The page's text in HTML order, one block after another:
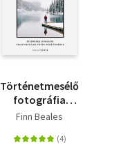
Történetmesélő
fotográfia
mesterkurzus
Finn Beales